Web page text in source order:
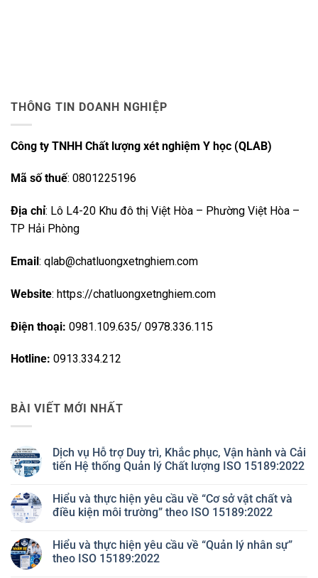
THÔNG TIN DOANH NGHIỆP
Công ty TNHH Chất lượng xét nghiệm Y học (QLAB)
Mã số thuế: 0801225196
Địa chỉ: Lô L4-20 Khu đô thị Việt Hòa – Phường Việt Hòa –
TP Hải Phòng
Email: qlab@chatluongxetnghiem.com
Website: https://chatluongxetnghiem.com
Điện thoại: 0981.109.635/ 0978.336.115
Hotline: 0913.334.212
BÀI VIẾT MỚI NHẤT
Dịch vụ Hỗ trợ Duy trì, Khắc phục, Vận hành và Cải
tiến Hệ thống Quản lý Chất lượng ISO 15189:2022
bình
luận
ở
Hỗ
trợ
Duy
Hiểu và thực hiện yêu cầu về “Cơ sở vật chất và
điều kiện môi trường” theo ISO 15189:2022
bình
luận
ở
Hiểu và thực hiện yêu cầu về “Quản lý nhân sự”
theo ISO 15189:2022